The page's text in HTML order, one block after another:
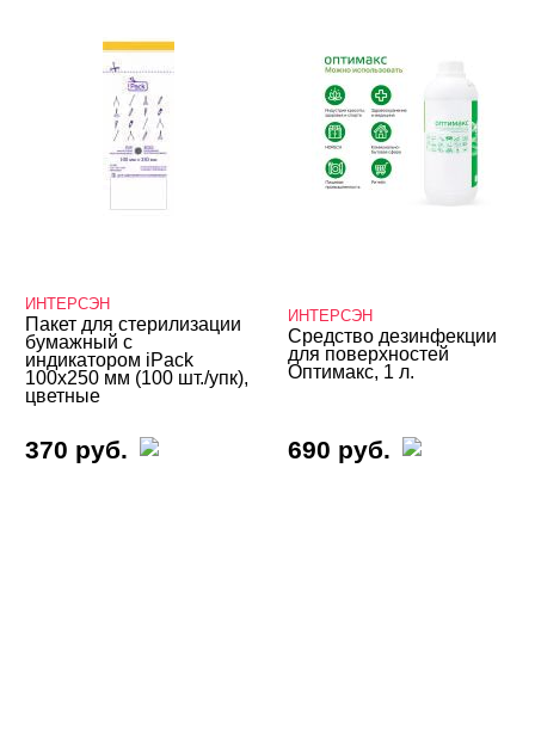
ИНТЕРСЭН
Пакет для стерилизации
бумажный с
индикатором iPack
100х250 мм (100 шт./упк),
цветные
370 руб.
ИНТЕРСЭН
Средство дезинфекции
для поверхностей
Оптимакс, 1 л.
690 руб.